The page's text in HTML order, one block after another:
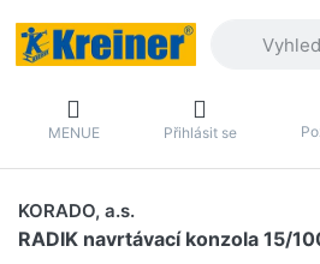
MENUE Přihlásit se
KORADO, a.s.
RADIK navrtávací konzola 15/